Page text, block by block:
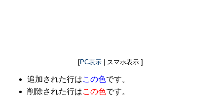
[PC表示 | スマホ表示 ]
追加された行はこの色です。
削除された行はこの色です。